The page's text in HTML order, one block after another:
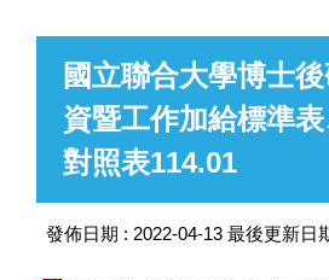
國立聯合大學博士
資暨工作加給標準
對照表114.01
發佈日期 : 2022-04-13 最後更新日